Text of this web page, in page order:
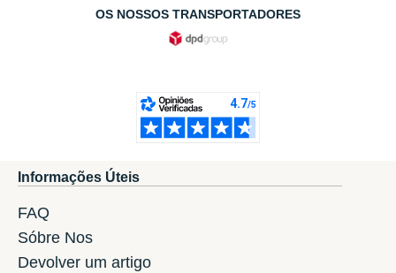
OS NOSSOS TRANSPORTADORES
Informações Úteis
FAQ
Sóbre Nos
Devolver um artigo